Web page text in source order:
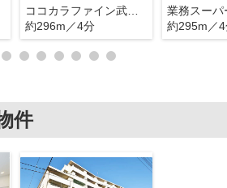
ココカラファイン武蔵境店
約296m／4分
業務スーパ
約295m／
件